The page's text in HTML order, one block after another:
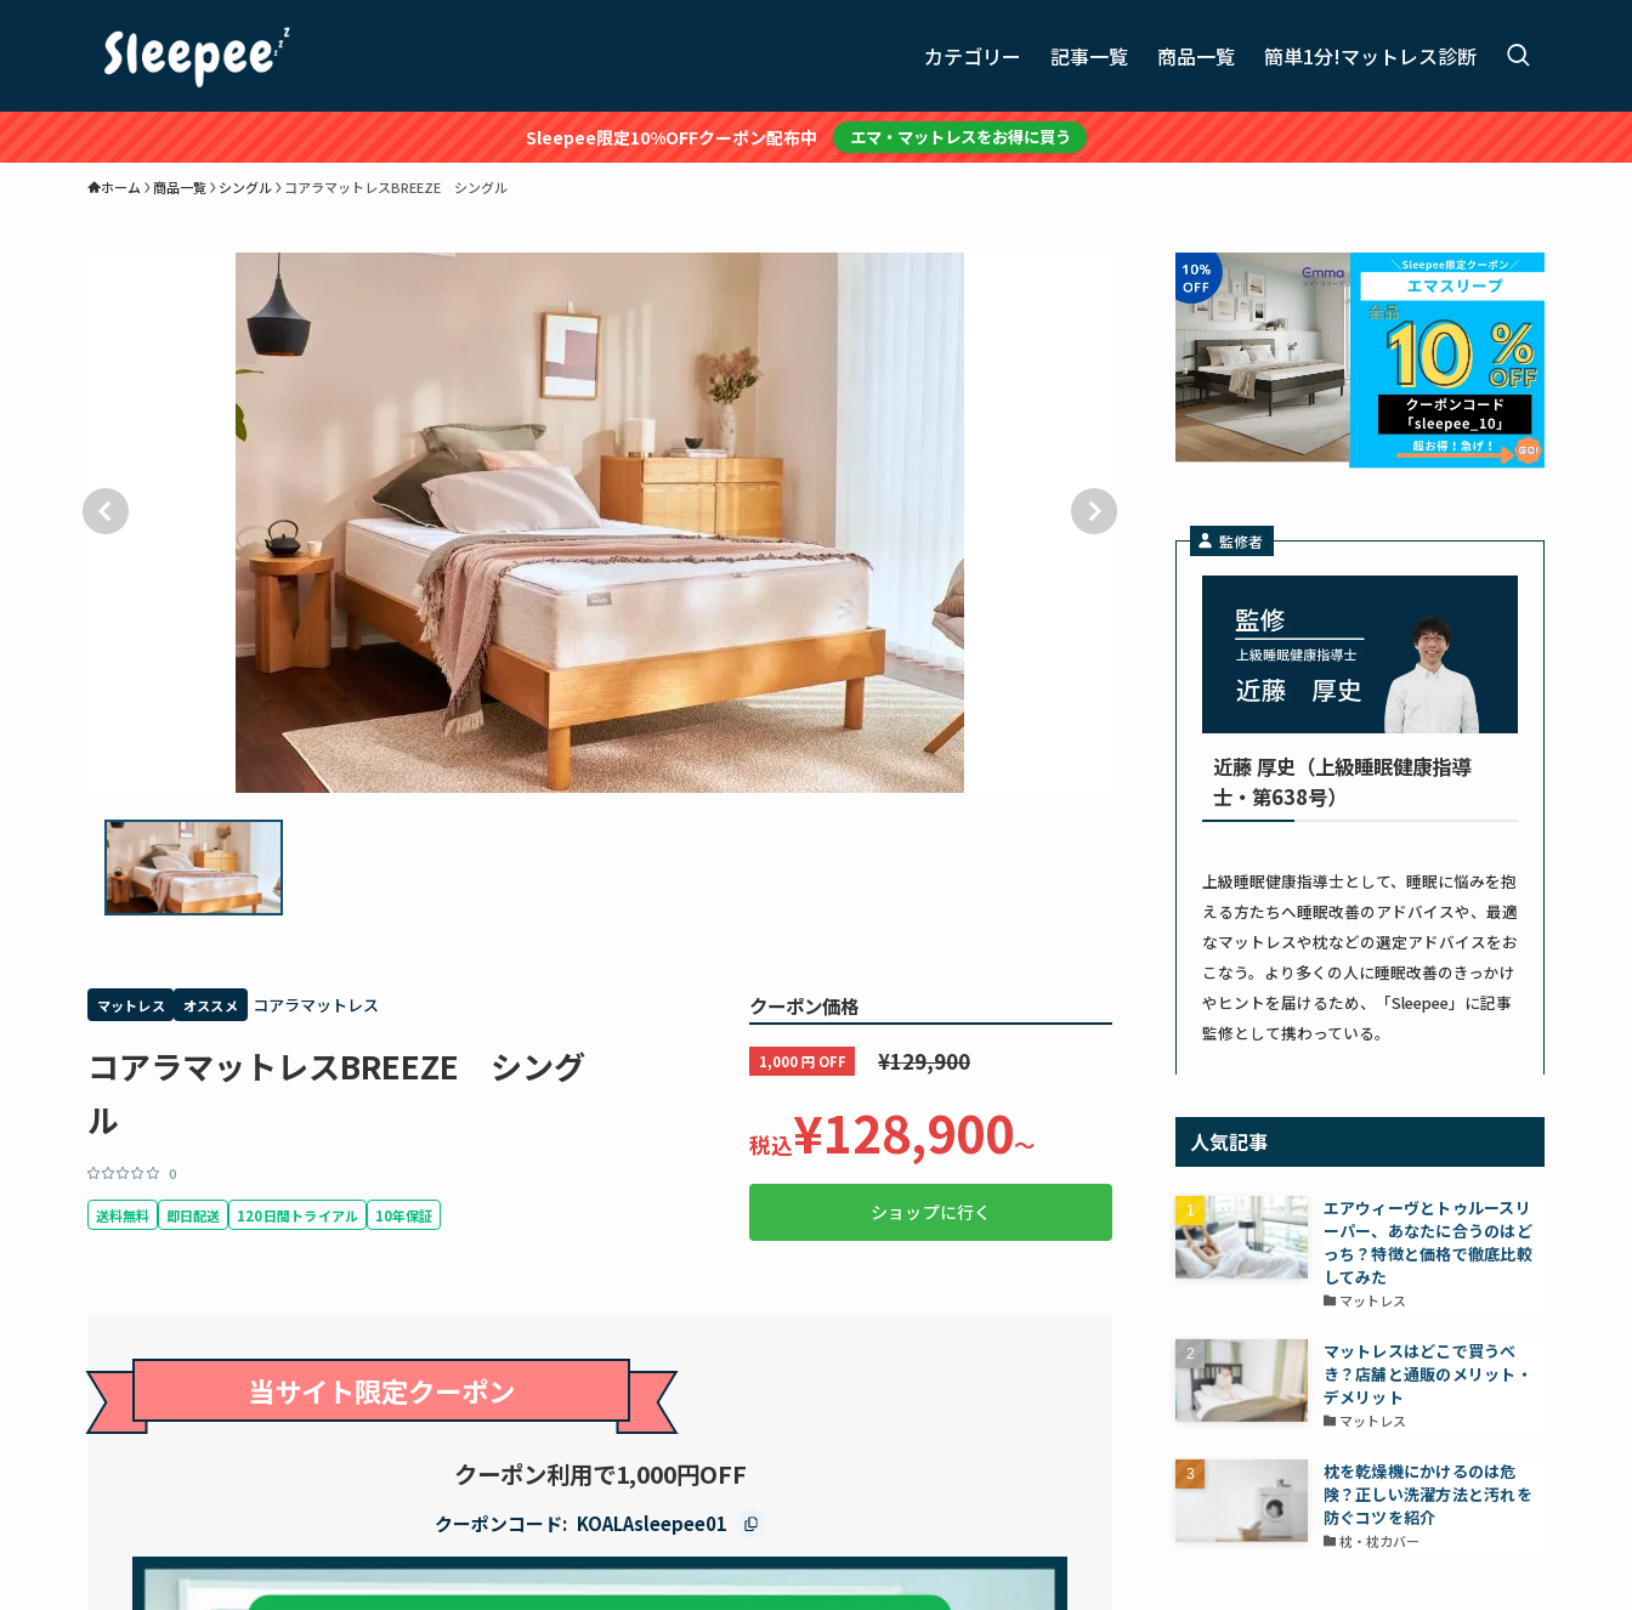
カテゴリー 記事一覧 商品一覧 簡単1分!マットレス診断
Sleepee限定10%OFFクーポン配布中 エマ・マットレスをお得に買う
ホーム 商品一覧 シングル コアラマットレスBREEZE シングル
マットレス オススメ コアラマットレス
コアラマットレスBREEZE シング
ル
0
送料無料 即日配送 120日間トライアル 10年保証
クーポン価格
1,000 円 OFF ¥129,900
税込¥128,900〜
ショップに行く
当サイト限定クーポン
クーポン利用で1,000円OFF
クーポンコード: KOALAsleepee01
監修者
近藤 厚史（上級睡眠健康指導
士・第638号）
上級睡眠健康指導士として、睡眠に悩みを抱
える方たちへ睡眠改善のアドバイスや、最適
なマットレスや枕などの選定アドバイスをお
こなう。より多くの人に睡眠改善のきっかけ
やヒントを届けるため、「Sleepee」に記事
監修として携わっている。
人気記事
エアウィーヴとトゥルースリ
ーパー、あなたに合うのはど
っち？特徴と価格で徹底比較
してみた
マットレス
マットレスはどこで買うべ
き？店舗と通販のメリット・
デメリット
マットレス
枕を乾燥機にかけるのは危
険？正しい洗濯方法と汚れを
防ぐコツを紹介
枕・枕カバー